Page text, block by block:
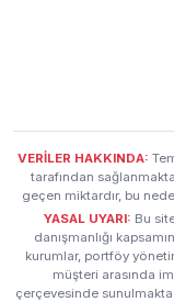
VERİLER HAKKINDA:
tarafından
geçen miktardır, bu
YASAL UYARI: Bu
danışmanlığı
kurumlar, portföy
müşteri arasında
çerçevesinde